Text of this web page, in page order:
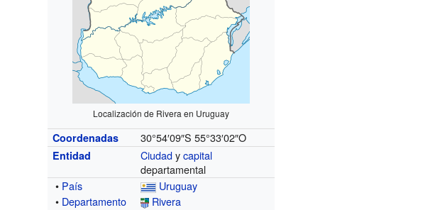
Localización de Rivera en Uruguay
Coordenadas 30°54′09″S 55°33′02″O
Entidad Ciudadycapital
departamental
• País
Uruguay
• Departamento Rivera